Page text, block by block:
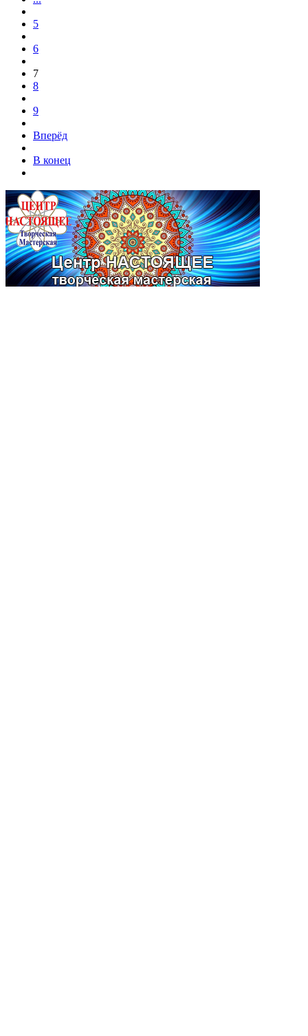
5
6
7
8
9
Вперёд
В конец